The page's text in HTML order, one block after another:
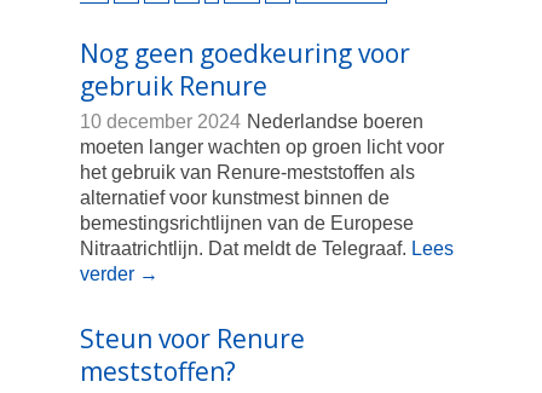
Nog geen goedkeuring voor
gebruik Renure
10 december 2024 Nederlandse boeren
moeten langer wachten op groen licht voor
het gebruik van Renure-meststoffen als
alternatief voor kunstmest binnen de
bemestingsrichtlijnen van de Europese
Nitraatrichtlijn. Dat meldt de Telegraaf. Lees
verder →
Steun voor Renure
meststoffen?